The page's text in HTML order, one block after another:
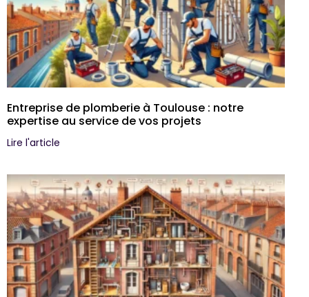
Entreprise de plomberie à Toulouse : notre
expertise au service de vos projets
Lire l'article